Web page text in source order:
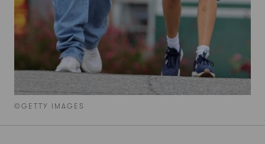
©GETTY IMAGES